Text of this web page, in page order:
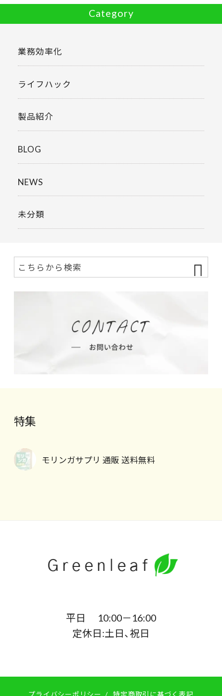
Category
業務効率化
ライフハック
製品紹介
BLOG
NEWS
未分類
特集
モリンガサプリ 通販 送料無料
平日 10:00－16:00
定休日:土日、祝日
プライバシーポリシー / 特定商取引に基づく表記